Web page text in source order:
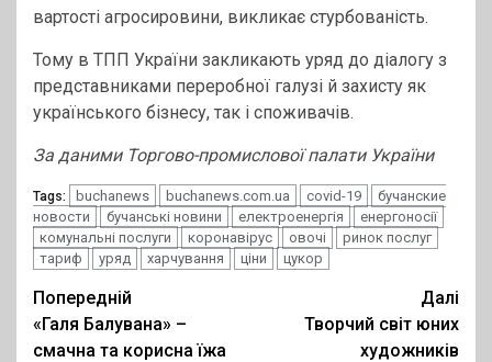
вартості агросировини, викликає стурбованість.
Тому в ТПП України закликають уряд до діалогу з
представниками переробної галузі й захисту як
українського бізнесу, так і споживачів.
За даними Торгово-промислової палати України
Tags: buchanews buchanews.com.ua covid-19
бучанские
новости
бучанські новини електроенергія
енергоносії
комунальні послуги
коронавірус овочі
ринок послуг
тариф
уряд харчування ціни цукор
Post
navigation
Попередній
«Галя Балувана» –
смачна та корисна їжа
Далі
Творчий світ юних
художників